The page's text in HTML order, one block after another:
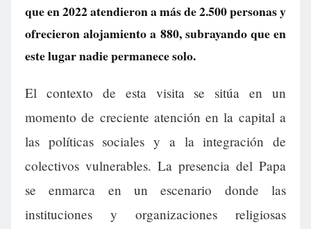
que en 2022 atendieron a más de 2.500 personas y
ofrecieron alojamiento a 880, subrayando que en
este lugar nadie permanece solo.
El contexto de esta visita se sitúa en un
momento de creciente atención en la capital a
las políticas sociales y a la integración de
colectivos vulnerables. La presencia del Papa
se enmarca en un escenario donde las
instituciones y organizaciones religiosas